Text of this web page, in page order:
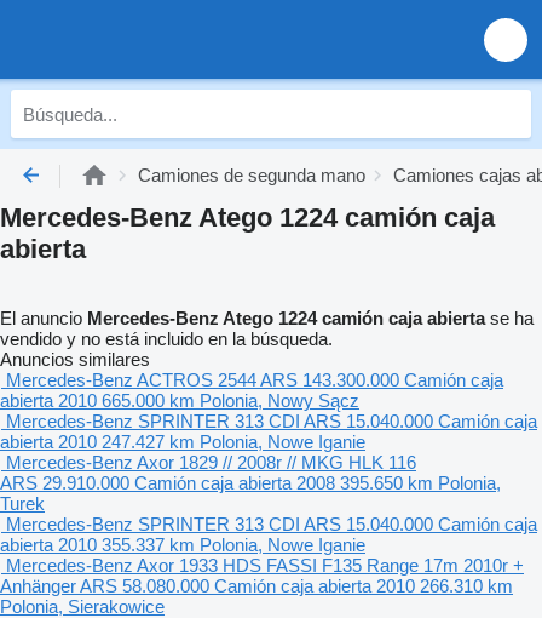
Camiones de segunda mano Camiones cajas
Mercedes-Benz Atego 1224 camión caja
abierta
El anuncio Mercedes-Benz Atego 1224 camión caja abiertase ha
vendido y no está incluido en la búsqueda.
Anuncios similares
Mercedes-Benz ACTROS 2544ARS 143.300.000 Camión caja
abierta 2010 665.000 km Polonia, Nowy Sącz
Mercedes-Benz SPRINTER 313 CDI ARS 15.040.000 Camión caja
abierta 2010 247.427 km Polonia, Nowe Iganie
Mercedes-Benz Axor 1829 // 2008r // MKG HLK 116
ARS 29.910.000 Camión caja abierta 2008 395.650 km Polonia,
Turek
Mercedes-Benz SPRINTER 313 CDI ARS 15.040.000 Camión caja
abierta 2010 355.337 km Polonia, Nowe Iganie
Mercedes-Benz Axor 1933 HDS FASSI F135 Range 17m 2010r +
AnhängerARS 58.080.000 Camión caja abierta 2010 266.310 km
Polonia, Sierakowice